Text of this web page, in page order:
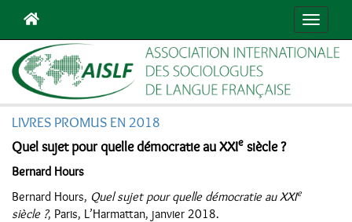
LIVRES PROMUS EN 2018
Quel sujet pour quelle démocratie au XXIe siècle ?
Bernard Hours
Bernard Hours, Quel sujet pour quelle démocratie au XXIe
siècle ?, Paris, L’Harmattan, janvier 2018.